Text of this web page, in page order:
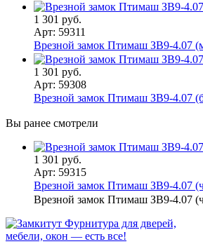
1 301 руб.
Арт: 59311
Врезной замок Птимаш ЗВ9-4.07
1 301 руб.
Арт: 59308
Врезной замок Птимаш ЗВ9-4.07
Вы ранее смотрели
1 301 руб.
Арт: 59315
Врезной замок Птимаш ЗВ9-4.07
Врезной замок Птимаш ЗВ9-4.07
Фурнитура для дверей,
мебели, окон — есть все!